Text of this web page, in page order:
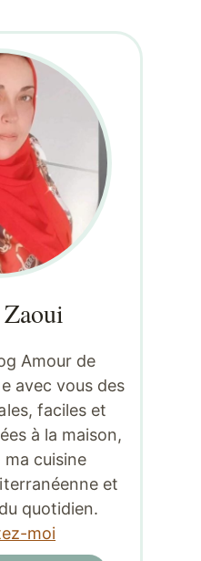
Amour de
avec vous des
faciles et
à la maison,
ma cuisine
et
quotidien.
moi